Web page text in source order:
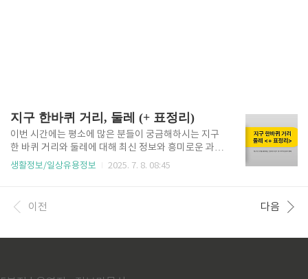
지구 한바퀴 거리, 둘레 (+ 표정리)
이번 시간에는 평소에 많은 분들이 궁금해하시는 지구
한 바퀴 거리와 둘레에 대해 최신 정보와 흥미로운 과학
적, 역사적 사실을 포함하여 꼼꼼하게 정리해드릴게
증을 한 번쯤 가져보셨을 텐데요. 오늘은 그런 궁금증을
모두 해소해드릴 수 있도록 친절하고 자세하게 설명해
학적·역사적·문화적으로도 다양한 이야기를 담고 있어
생활정보/일상유용정보 2025. 7. 8. 08:45
이전 다음